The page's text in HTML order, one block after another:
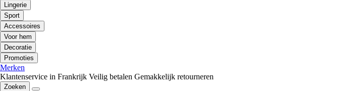
Lingerie
Sport
Accessoires
Voor hem
Decoratie
Promoties
Merken
Klantenservice in Frankrijk Veilig betalen Gemakkelijk retourneren
Zoeken